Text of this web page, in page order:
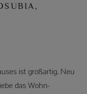
ist großartig. Neu
das Wohn-